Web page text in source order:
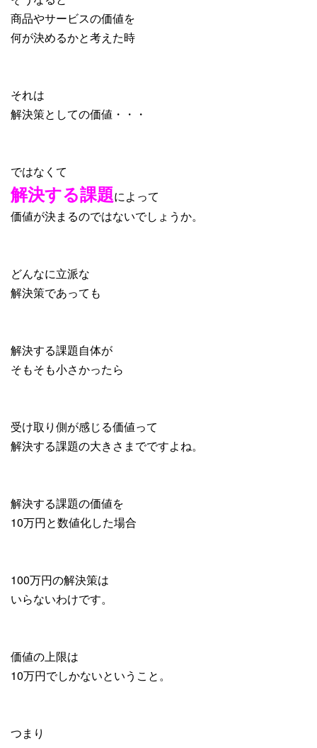
商品やサービスの価値を
何が決めるかと考えた時
それは
解決策としての価値・・・
ではなくて
解決する課題によって
価値が決まるのではないでしょうか。
どんなに立派な
解決策であっても
解決する課題自体が
そもそも小さかったら
受け取り側が感じる価値って
解決する課題の大きさまでですよね。
解決する課題の価値を
10万円と数値化した場合
100万円の解決策は
いらないわけです。
価値の上限は
10万円でしかないということ。
つまり